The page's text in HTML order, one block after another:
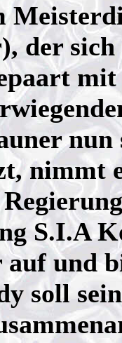
der
nun
nimmt
S.I.A
auf und
soll